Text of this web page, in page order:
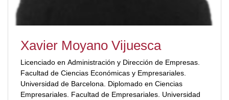
Xavier Moyano Vijuesca
Licenciado en Administración y Dirección de Empresas.
Facultad de Ciencias Económicas y Empresariales.
Universidad de Barcelona. Diplomado en Ciencias
Empresariales. Facultad de Empresariales. Universidad